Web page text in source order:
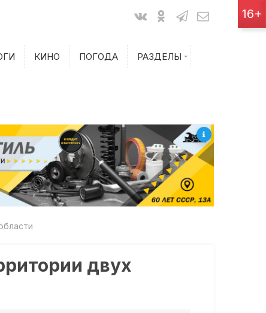
КИНО ПОГОДА РАЗДЕЛЫ
Показания счетчиков
Билеты на поезд
двух
16+